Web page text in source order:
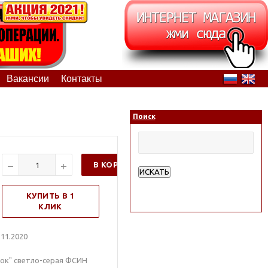
Вакансии Контакты
В КОРЗИНУ
КУПИТЬ В 1
КЛИК
светло-серая ФСИН
Поиск
ИСКАТЬ